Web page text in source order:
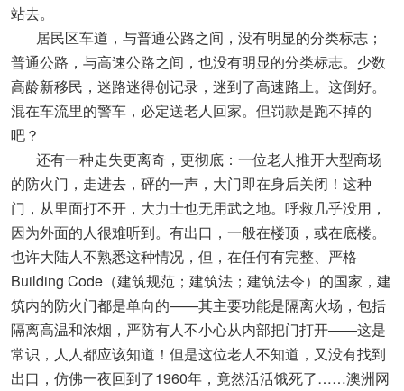
站去。
居民区车道，与普通公路之间，没有明显的分类标志；
普通公路，与高速公路之间，也没有明显的分类标志。少数
高龄新移民，迷路迷得创记录，迷到了高速路上。这倒好。
混在车流里的警车，必定送老人回家。但罚款是跑不掉的
吧？
还有一种走失更离奇，更彻底：一位老人推开大型商场
的防火门，走进去，砰的一声，大门即在身后关闭！这种
门，从里面打不开，大力士也无用武之地。呼救几乎没用，
因为外面的人很难听到。有出口，一般在楼顶，或在底楼。
也许大陆人不熟悉这种情况，但，在任何有完整、严格
Building Code（建筑规范；建筑法；建筑法令）的国家，建
筑内的防火门都是单向的——其主要功能是隔离火场，包括
隔离高温和浓烟，严防有人不小心从内部把门打开——这是
常识，人人都应该知道！但是这位老人不知道，又没有找到
出口，仿佛一夜回到了1960年，竟然活活饿死了……澳洲网